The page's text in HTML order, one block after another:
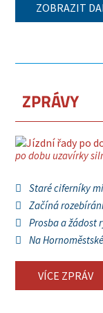
ZOBRAZIT
ZPRÁVY
po dobu uzavírky
Staré ciferníky
Začíná
Prosba a žádost
Na
VÍCE ZPRÁV